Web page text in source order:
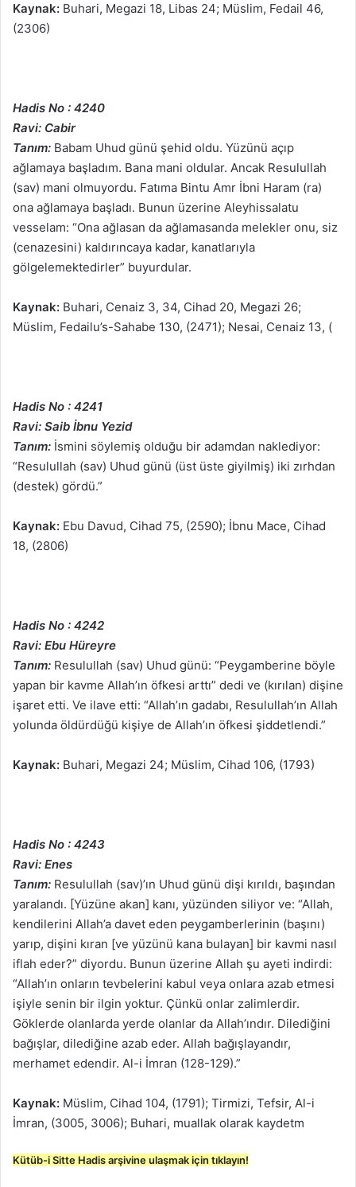
Kaynak: Buhari, Megazi 18, Libas 24; Müslim, Fedail 46,
(2306)
Hadis No : 4240
Ravi: Cabir
Tanım: Babam Uhud günü şehid oldu. Yüzünü açıp
ağlamaya başladım. Bana mani oldular. Ancak Resulullah
(sav) mani olmuyordu. Fatıma Bintu Amr İbni Haram (ra)
ona ağlamaya başladı. Bunun üzerine Aleyhissalatu
vesselam: “Ona ağlasan da ağlamasanda melekler onu, siz
(cenazesini) kaldırıncaya kadar, kanatlarıyla
gölgelemektedirler” buyurdular.
Kaynak: Buhari, Cenaiz 3, 34, Cihad 20, Megazi 26;
Müslim, Fedailu’s-Sahabe 130, (2471); Nesai, Cenaiz 13, (
Hadis No : 4241
Ravi: Saib İbnu Yezid
Tanım: İsmini söylemiş olduğu bir adamdan naklediyor:
“Resulullah (sav) Uhud günü (üst üste giyilmiş) iki zırhdan
(destek) gördü.”
Kaynak: Ebu Davud, Cihad 75, (2590); İbnu Mace, Cihad
18, (2806)
Hadis No : 4242
Ravi: Ebu Hüreyre
Tanım: Resulullah (sav) Uhud günü: “Peygamberine böyle
yapan bir kavme Allah’ın öfkesi arttı” dedi ve (kırılan) dişine
işaret etti. Ve ilave etti: “Allah’ın gadabı, Resulullah’ın Allah
yolunda öldürdüğü kişiye de Allah’ın öfkesi şiddetlendi.”
Kaynak: Buhari, Megazi 24; Müslim, Cihad 106, (1793)
Hadis No : 4243
Ravi: Enes
Tanım: Resulullah (sav)’ın Uhud günü dişi kırıldı, başından
yaralandı. [Yüzüne akan] kanı, yüzünden siliyor ve: “Allah,
kendilerini Allah’a davet eden peygamberlerinin (başını)
yarıp, dişini kıran [ve yüzünü kana bulayan] bir kavmi nasıl
iflah eder?” diyordu. Bunun üzerine Allah şu ayeti indirdi:
“Allah’ın onların tevbelerini kabul veya onlara azab etmesi
işiyle senin bir ilgin yoktur. Çünkü onlar zalimlerdir.
Göklerde olanlarda yerde olanlar da Allah’ındır. Dilediğini
bağışlar, dilediğine azab eder. Allah bağışlayandır,
merhamet edendir. Al-i İmran (128-129).”
Kaynak: Müslim, Cihad 104, (1791); Tirmizi, Tefsir, Al-i
İmran, (3005, 3006); Buhari, muallak olarak kaydetm
Kütüb-i Sitte Hadis arşivine ulaşmak için tıklayın!